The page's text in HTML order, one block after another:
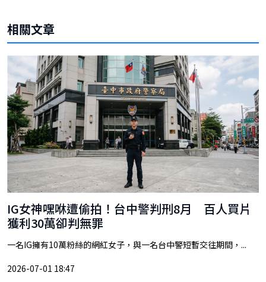
相關文章
IG女神嘿咻遭偷拍！台中警判刑8月 百人買片
獲利30萬卻判無罪
一名IG擁有10萬粉絲的網紅女子，與一名台中警短暫交往期間，...
2026-07-01 18:47